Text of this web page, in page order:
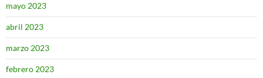
mayo 2023
abril 2023
marzo 2023
febrero 2023